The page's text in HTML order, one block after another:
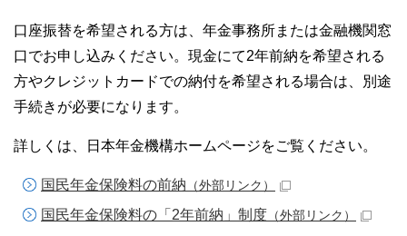
口座振替を希望される方は、年金事務所または金融機関窓
口でお申し込みください。現金にて2年前納を希望される
方やクレジットカードでの納付を希望される場合は、別途
手続きが必要になります。
詳しくは、日本年金機構ホームページをご覧ください。
国民年金保険料の前納 （外部リンク）
国民年金保険料の「2年前納」制度 （外部リンク）